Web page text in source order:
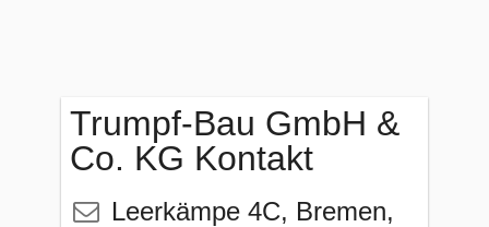
Trumpf-Bau GmbH &
Co. KG Kontakt
Leerkämpe 4C, Bremen,